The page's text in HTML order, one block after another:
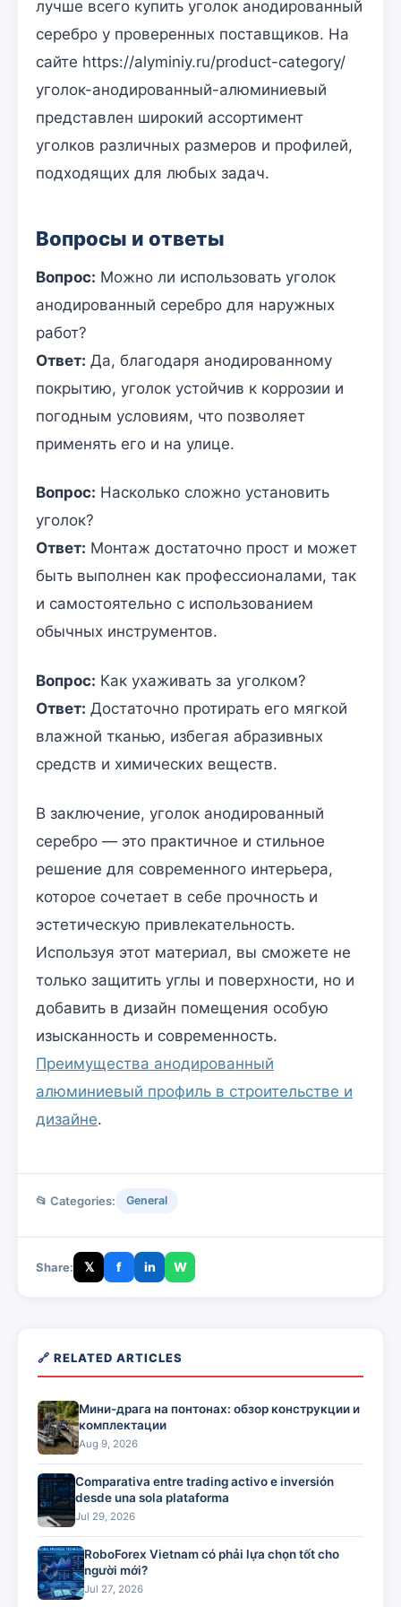
лучше всего купить уголок анодированный
серебро у проверенных поставщиков. На
сайте https://alyminiy.ru/product-category/
уголок-анодированный-алюминиевый
представлен широкий ассортимент
уголков различных размеров и профилей,
подходящих для любых задач.
Вопросы и ответы
Вопрос: Можно ли использовать уголок
анодированный серебро для наружных
работ?
Ответ: Да, благодаря анодированному
покрытию, уголок устойчив к коррозии и
погодным условиям, что позволяет
применять его и на улице.
Вопрос: Насколько сложно установить
уголок?
Ответ: Монтаж достаточно прост и может
быть выполнен как профессионалами, так
и самостоятельно с использованием
обычных инструментов.
Вопрос: Как ухаживать за уголком?
Ответ: Достаточно протирать его мягкой
влажной тканью, избегая абразивных
средств и химических веществ.
В заключение, уголок анодированный
серебро — это практичное и стильное
решение для современного интерьера,
которое сочетает в себе прочность и
эстетическую привлекательность.
Используя этот материал, вы сможете не
только защитить углы и поверхности, но и
добавить в дизайн помещения особую
изысканность и современность.
Преимущества анодированный
алюминиевый профиль в строительстве и
дизайне.
📂 Categories: General
Share: 𝕏 f in W
🔗 RELATED ARTICLES
Мини-драга на понтонах: обзор конструкции и
комплектации
Aug 9, 2026
Comparativa entre trading activo e inversión
desde una sola plataforma
Jul 29, 2026
RoboForex Vietnam có phải lựa chọn tốt cho
người mới?
Jul 27, 2026